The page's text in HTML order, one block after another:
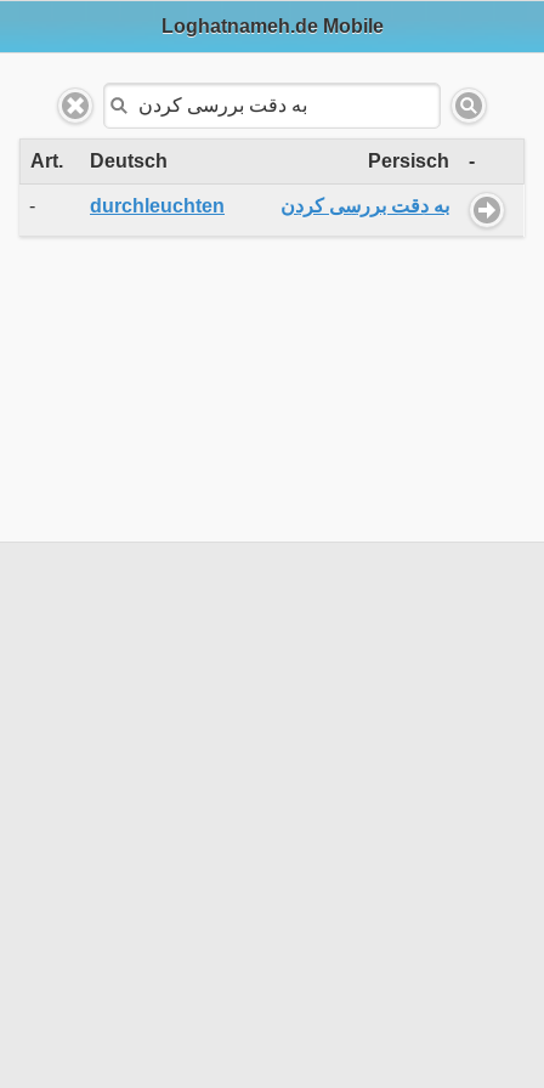
Loghatnameh.de Mobile
Art. Deutsch Persisch -
- durchleuchten به دقت بررسی کردن